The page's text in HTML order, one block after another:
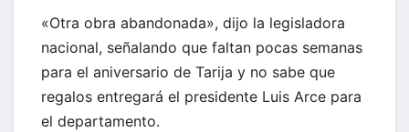
«Otra obra abandonada», dijo la legisladora
nacional, señalando que faltan pocas semanas
para el aniversario de Tarija y no sabe que
regalos entregará el presidente Luis Arce para
el departamento.